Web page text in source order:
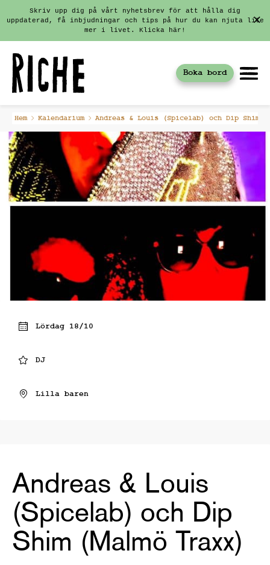
Fortsätt
till
innehållet
Skriv upp dig på vårt nyhetsbrev för att hålla dig
uppdaterad, få inbjudningar och tips på hur du kan njuta lite
mer i livet. Klicka här!
Boka bord
Hem Kalendarium Andreas & Louis (Spicelab) och Dip Shim
Andreas & Louis
(Spicelab) och Dip
Shim (Malmö Traxx)
Lördag 18/10
DJ
Lilla baren